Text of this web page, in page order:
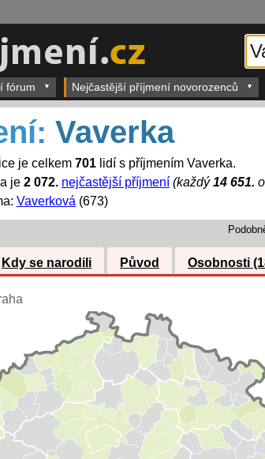
fórum Nejčastější příjmení novorozenců
Vaverka
je celkem 701lidí s příjmením Vaverka.
je 2 072. nejčastější příjmení (každý14 651.
Vaverková (673)
Kdy se narodili Původ Osobnosti